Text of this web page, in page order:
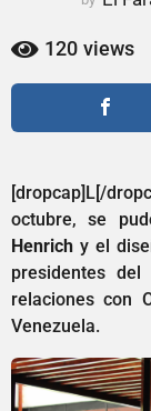
ñ
o
o
120 views
[dropcap]L[/
octubre, se
Henrich y el
presidentes
relaciones con
Venezuela.